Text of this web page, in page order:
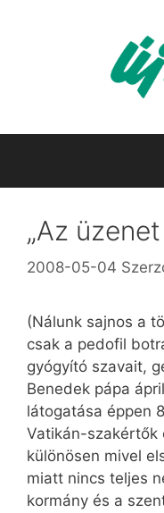
„Az
2008-05-04
(Nálunk sajnos a
csak a pedofil
gyógyító szavait,
Benedek pápa
látogatása éppen
Vatikán-szakértők
különösen mivel
miatt nincs teljes
kormány és a